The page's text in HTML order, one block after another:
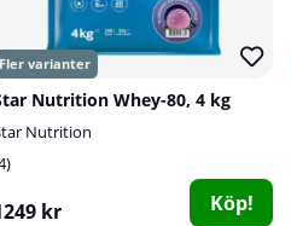
Nutrition Whey-80, 4 kg
Nutrition
kr Köp!